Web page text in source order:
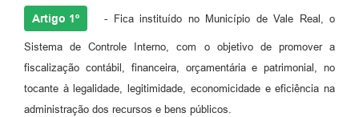
Artigo 1º - Fica instituído no Município de Vale Real, o
Sistema de Controle Interno, com o objetivo de promover a
fiscalização contábil, financeira, orçamentária e patrimonial, no
tocante à legalidade, legitimidade, economicidade e eficiência na
administração dos recursos e bens públicos.